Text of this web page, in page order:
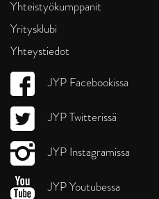
Yhteistyökumppanit
Yritysklubi
Yhteystiedot
JYP Facebookissa
JYP Twitterissä
JYP Instagramissa
JYP Youtubessa